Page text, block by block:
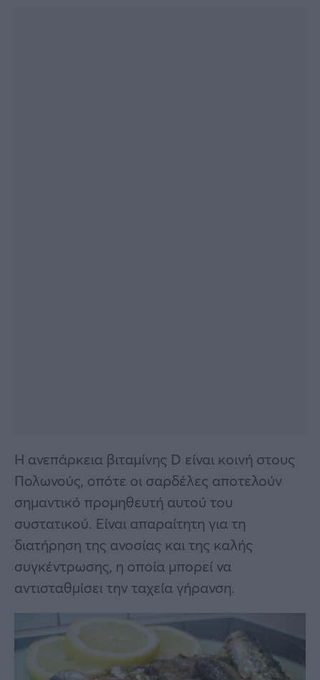
Η ανεπάρκεια βιταμίνης D είναι κοινή στους
Πολωνούς, οπότε οι σαρδέλες αποτελούν
σημαντικό προμηθευτή αυτού του
συστατικού. Είναι απαραίτητη για τη
διατήρηση της ανοσίας και της καλής
συγκέντρωσης, η οποία μπορεί να
αντισταθμίσει την ταχεία γήρανση.